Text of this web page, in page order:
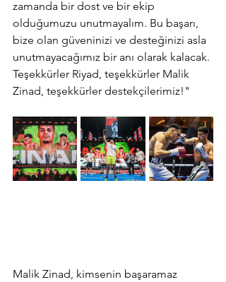
zamanda bir dost ve bir ekip
olduğumuzu unutmayalım. Bu başarı,
bize olan güveninizi ve desteğinizi asla
unutmayacağımız bir anı olarak kalacak.
Teşekkürler Riyad, teşekkürler Malik
Zinad, teşekkürler destekçilerimiz!"
Malik Zinad, kimsenin başaramaz